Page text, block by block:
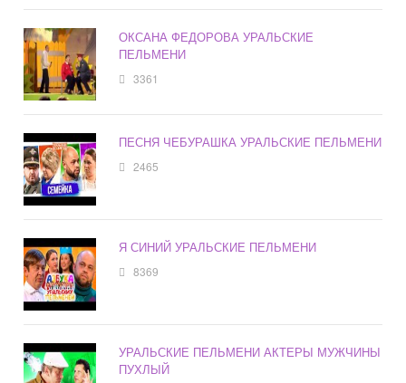
ОКСАНА ФЕДОРОВА УРАЛЬСКИЕ
ПЕЛЬМЕНИ
3361
ПЕСНЯ ЧЕБУРАШКА УРАЛЬСКИЕ ПЕЛЬМЕНИ
2465
Я СИНИЙ УРАЛЬСКИЕ ПЕЛЬМЕНИ
8369
УРАЛЬСКИЕ ПЕЛЬМЕНИ АКТЕРЫ МУЖЧИНЫ
ПУХЛЫЙ